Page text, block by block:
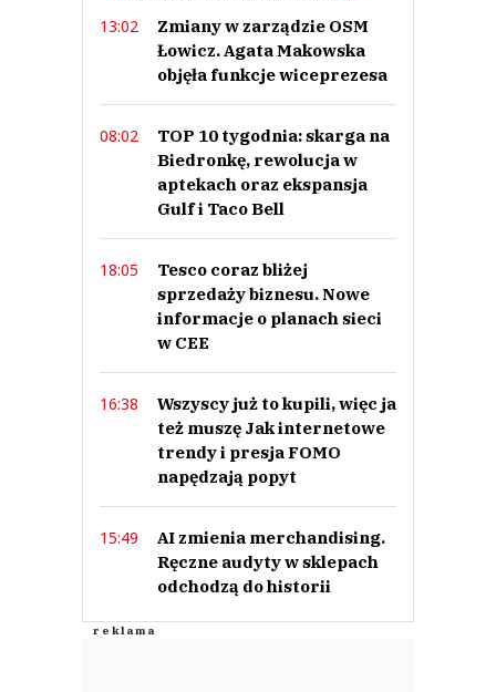
13:02
Zmiany w zarządzie OSM
Łowicz. Agata Makowska
objęła funkcje wiceprezesa
08:02
TOP 10 tygodnia: skarga na
Biedronkę, rewolucja w
aptekach oraz ekspansja
Gulf i Taco Bell
18:05
Tesco coraz bliżej
sprzedaży biznesu. Nowe
informacje o planach sieci
w CEE
16:38
Wszyscy już to kupili, więc ja
też muszę Jak internetowe
trendy i presja FOMO
napędzają popyt
15:49
AI zmienia merchandising.
Ręczne audyty w sklepach
odchodzą do historii